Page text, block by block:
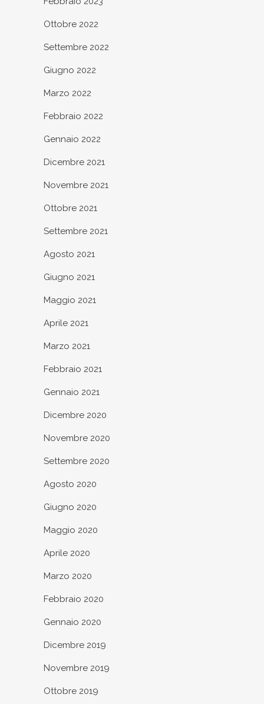
Ottobre 2022
Settembre 2022
Giugno 2022
Marzo 2022
Febbraio 2022
Gennaio 2022
Dicembre 2021
Novembre 2021
Ottobre 2021
Settembre 2021
Agosto 2021
Giugno 2021
Maggio 2021
Aprile 2021
Marzo 2021
Febbraio 2021
Gennaio 2021
Dicembre 2020
Novembre 2020
Settembre 2020
Agosto 2020
Giugno 2020
Maggio 2020
Aprile 2020
Marzo 2020
Febbraio 2020
Gennaio 2020
Dicembre 2019
Novembre 2019
Ottobre 2019